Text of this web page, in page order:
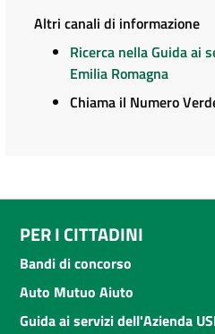
Altri canali di informazione
Ricerca nella Guida ai
Emilia Romagna
Chiama il Numero
PER I CITTADINI
Bandi di concorso
Auto Mutuo Aiuto
Guida ai servizi dell'Azienda